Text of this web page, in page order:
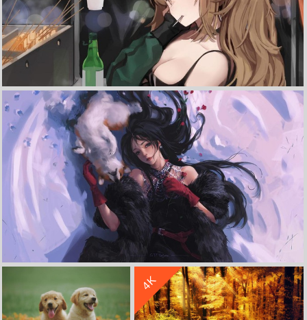
兽耳 绿色上衣 啤酒 串 小店 4K高清动漫壁纸
冬季躺在雪地的女孩 黑衣 披肩 玫瑰花 小狗 4K高清壁纸
立 即 下 载
收 藏
立 即 下 载
收 藏
4K
立 即 下 载
收 藏